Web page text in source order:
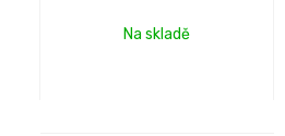
Na skladě